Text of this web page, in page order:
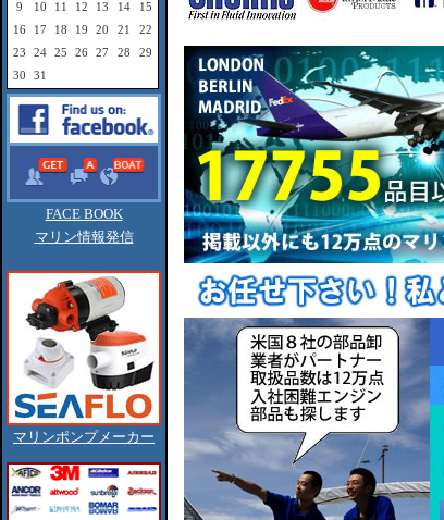
9
10 11 12 13 14
15
16
17 18 19 20 21
22
23
24 25 26 27 28
29
30
31
FACE BOOK
マリン情報発信
マリンポンプメーカー